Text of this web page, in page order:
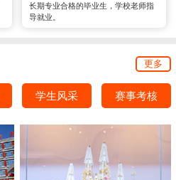
长期专业合格的毕业生，学校老师指
导就业。
更多
学生风采 赛事考核